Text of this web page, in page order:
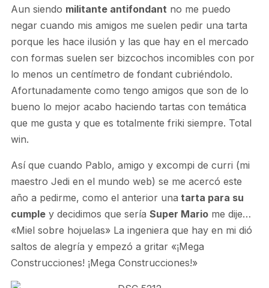
Aun siendo militante antifondant no me puedo
negar cuando mis amigos me suelen pedir una tarta
porque les hace ilusión y las que hay en el mercado
con formas suelen ser bizcochos incomibles con por
lo menos un centímetro de fondant cubriéndolo.
Afortunadamente como tengo amigos que son de lo
bueno lo mejor acabo haciendo tartas con temática
que me gusta y que es totalmente friki siempre. Total
win.
Así que cuando Pablo, amigo y excompi de curri (mi
maestro Jedi en el mundo web) se me acercó este
año a pedirme, como el anterior una tarta para su
cumpley decidimos que sería Super Mariome dije…
«Miel sobre hojuelas» La ingeniera que hay en mi dió
saltos de alegría y empezó a gritar «¡Mega
Construcciones! ¡Mega Construcciones!»